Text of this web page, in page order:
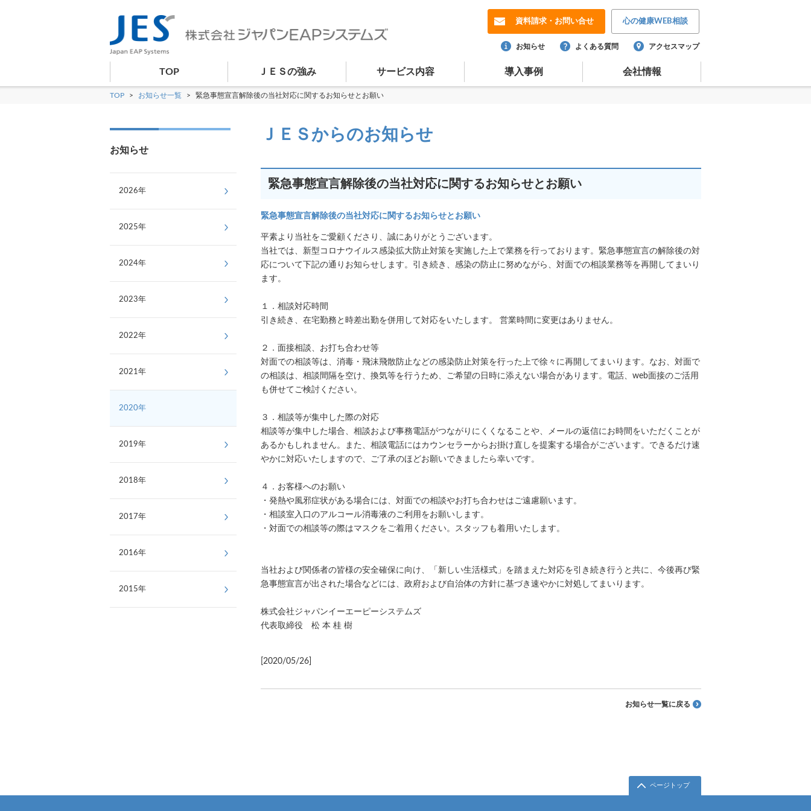
資料請求・ お問い合せ 心の健康WEB相談
お知らせ よくある質問 アクセスマップ
TOP ＪＥＳの強み サービス内容 導入事例 会社情報
TOP > お知らせ一覧 > 緊急事態宣言解除後の当社対応に関するお知らせとお願い
ＪＥＳからのお知らせ
緊急事態宣言解除後の当社対応に関するお知らせとお願い
緊急事態宣言解除後の当社対応に関するお知らせとお願い
平素より当社をご愛顧くださり、誠にありがとうございます。
当社では、新型コロナウイルス感染拡大防止対策を実施した上で業務を行っております。緊急事態宣言の解除後の対
応について下記の通りお知らせします。引き続き、感染の防止に努めながら、対面での相談業務等を再開してまいり
ます。
１．相談対応時間
引き続き、在宅勤務と時差出勤を併用して対応をいたします。 営業時間に変更はありません。
２．面接相談、お打ち合わせ等
対面での相談等は、消毒・飛沫飛散防止などの感染防止対策を行った上で徐々に再開してまいります。なお、対面で
の相談は、相談間隔を空け、換気等を行うため、ご希望の日時に添えない場合があります。電話、web面接のご活用
も併せてご検討ください。
３．相談等が集中した際の対応
相談等が集中した場合、相談および事務電話がつながりにくくなることや、メールの返信にお時間をいただくことが
あるかもしれません。また、相談電話にはカウンセラーからお掛け直しを提案する場合がございます。できるだけ速
やかに対応いたしますので、ご了承のほどお願いできましたら幸いです。
４．お客様へのお願い
・発熱や風邪症状がある場合には、対面での相談やお打ち合わせはご遠慮願います。
・相談室入口のアルコール消毒液のご利用をお願いします。
・対面での相談等の際はマスクをご着用ください。スタッフも着用いたします。
当社および関係者の皆様の安全確保に向け、「新しい生活様式」を踏まえた対応を引き続き行うと共に、今後再び緊
急事態宣言が出された場合などには、政府および自治体の方針に基づき速やかに対処してまいります。
株式会社ジャパンイーエーピーシステムズ
代表取締役 松 本 桂 樹
[2020/05/26]
お知らせ一覧に戻る
お知らせ
2026年
2025年
2024年
2023年
2022年
2021年
2020年
2019年
2018年
2017年
2016年
2015年
ページトップ